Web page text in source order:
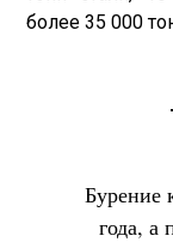
более 35 000
Бурение
года, а